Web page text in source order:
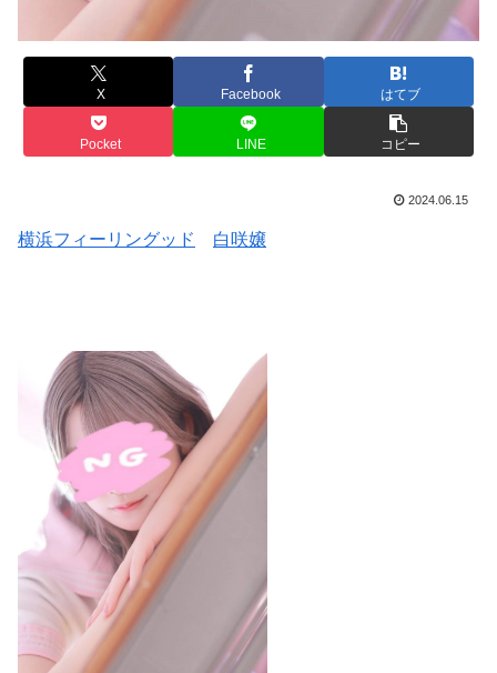
X Facebook はてブ
Pocket LINE コピー
2024.06.15
横浜フィーリングッド 白咲嬢